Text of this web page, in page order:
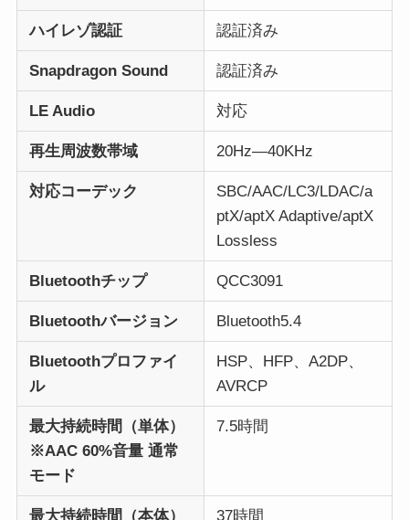
ハイレゾ認証 認証済み
Snapdragon Sound 認証済み
LE Audio 対応
再生周波数帯域 20Hz—40KHz
対応コーデック
SBC/AAC/LC3/LDAC/a
ptX/aptX Adaptive/aptX
Lossless
Bluetoothチップ QCC3091
Bluetoothバージョン Bluetooth5.4
Bluetoothプロファイ
ル
HSP、HFP、A2DP、
AVRCP
最大持続時間（単体）
※AAC 60%音量 通常
モード
7.5時間
最大持続時間（本体） 37時間